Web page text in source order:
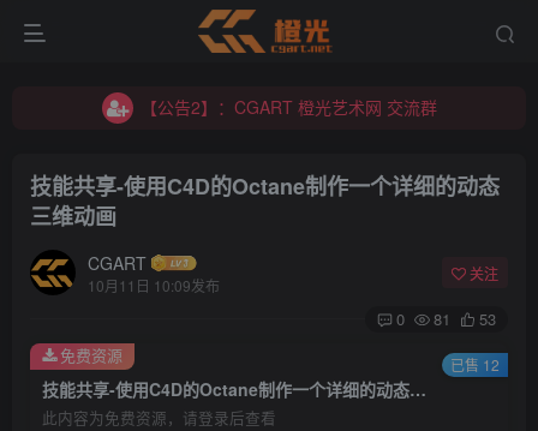
【公告2】：CGART 橙光艺术网 交流群
【公告2】：CGART 橙光艺术网 交流群
技能共享-使用C4D的Octane制作一个详细的动态
三维动画
CGART
10月11日 10:09发布
关注
0 81 53
技能共享-使用C4D的Octane制作一个详细的动态三维动画
此内容为免费资源，请登录后查看
免费资源 已售 12
登录
没有账号？立即注册